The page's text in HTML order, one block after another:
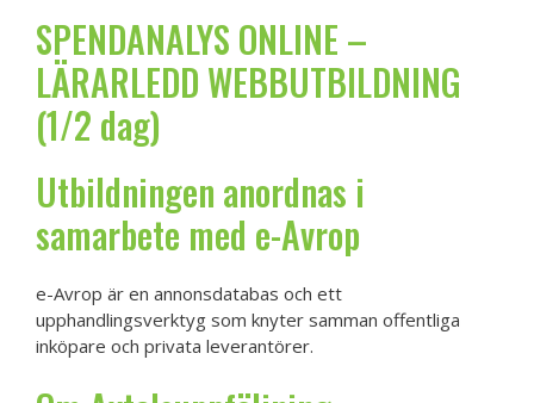
SPENDANALYS ONLINE –
LÄRARLEDD WEBBUTBILDNING
(1/2 dag)
Utbildningen anordnas i
samarbete med e-Avrop
e-Avrop är en annonsdatabas och ett
upphandlingsverktyg som knyter samman offentliga
inköpare och privata leverantörer.